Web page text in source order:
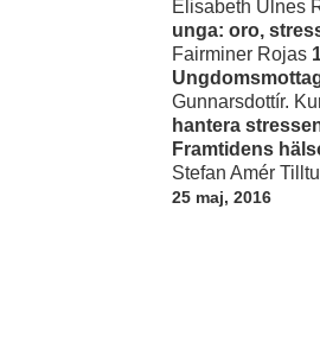
Elisabeth Ulnes
unga: oro,
Fairminer Rojas
Gunnarsdottír.
hantera
Framtidens
Stefan Amér
25 maj, 2016